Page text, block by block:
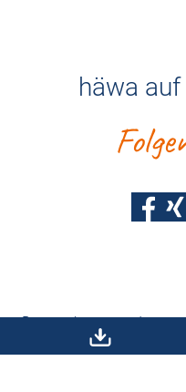
häwa
Datenschutz
Barrierefreiheitserklärung